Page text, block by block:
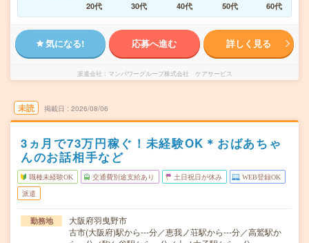
20代
30代 40代 50代 60代
気になる! 応募へ進む 詳しく見る
派遣会社 マンパワーグループ株式会社 ケアサービス
未読 掲載日 2026/08/06
3ヵ月で73万円稼ぐ！未経験OK＊おばあちゃ
んのお話相手など
職種未経験OK 交通費別途支給あり 土日祝日が休み WEB登録OK
派遣
勤務地
大阪府羽曳野市
古市(大阪府)駅から---分／恵我ノ荘駅から---分／高鷲駅か